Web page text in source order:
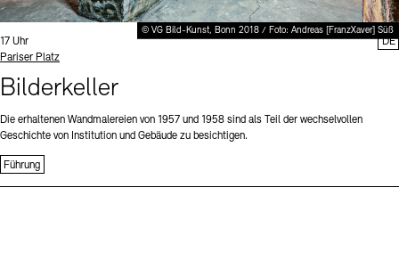
© VG Bild-Kunst, Bonn 2018 / Foto: Andreas [FranzXaver] Süß
Uhrzeit:
17 Uhr
Standort
Pariser Platz
Bilderkeller
Die erhaltenen Wandmalereien von 1957 und 1958 sind als Teil der wechselvollen
Geschichte von Institution und Gebäude zu besichtigen.
Führung
DE